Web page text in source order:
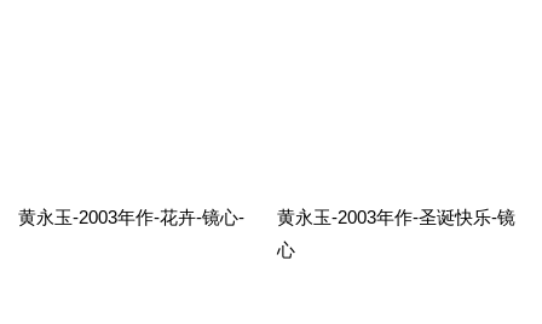
黄永玉-2003年作-花卉-镜心-
黄永玉-2003年作-圣诞快乐-镜
心